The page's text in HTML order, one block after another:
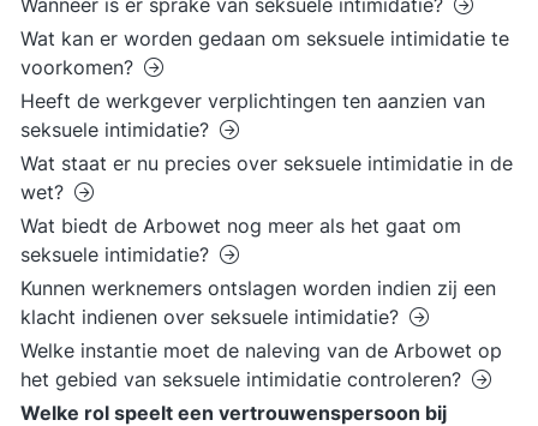
Wanneer is er sprake van seksuele intimidatie?
Wat kan er worden gedaan om seksuele intimidatie te
voorkomen?
Heeft de werkgever verplichtingen ten aanzien van
seksuele intimidatie?
Wat staat er nu precies over seksuele intimidatie in de
wet?
Wat biedt de Arbowet nog meer als het gaat om
seksuele intimidatie?
Kunnen werknemers ontslagen worden indien zij een
klacht indienen over seksuele intimidatie?
Welke instantie moet de naleving van de Arbowet op
het gebied van seksuele intimidatie controleren?
Welke rol speelt een vertrouwenspersoon bij